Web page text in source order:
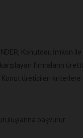
Konutder, İmkon
firmaların
üreticileri
başvurur.